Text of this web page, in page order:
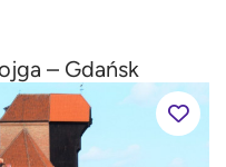
– Gdańsk